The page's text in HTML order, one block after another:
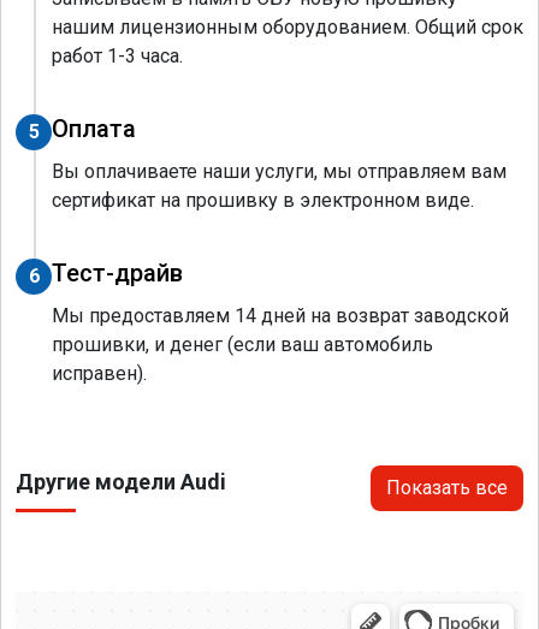
нашим лицензионным оборудованием. Общий срок
работ 1-3 часа.
5 Оплата
Вы оплачиваете наши услуги, мы отправляем вам
сертификат на прошивку в электронном виде.
6 Тест-драйв
Мы предоставляем 14 дней на возврат заводской
прошивки, и денег (если ваш автомобиль
исправен).
Другие модели Audi Показать все